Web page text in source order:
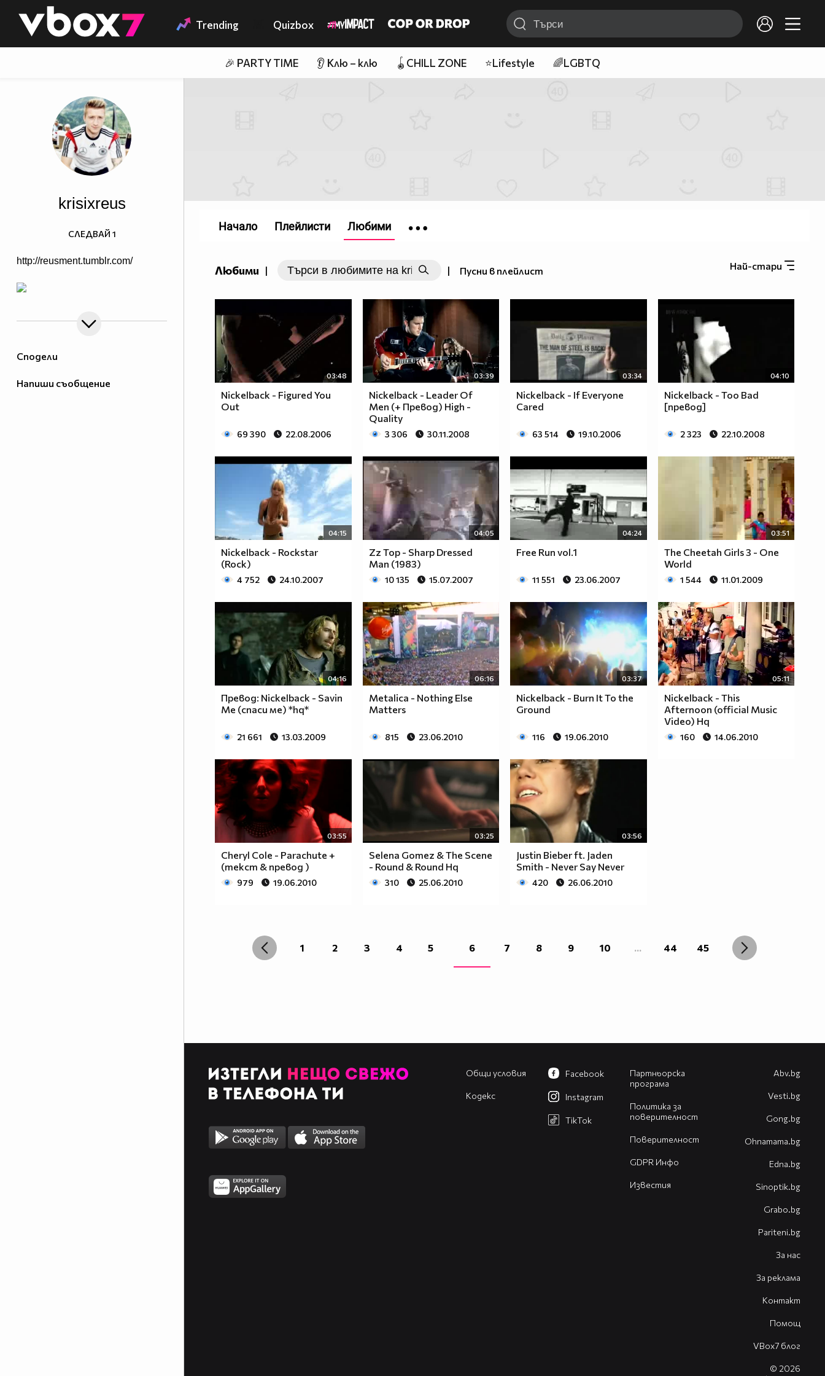
👾 Trending Quizbox
🎉 PARTY TIME 👂 Клю – клю 🪀CHILL ZONE ⭐Lifestyle 🌈LGBTQ
Сподели
Напиши съобщение
krisixreus
http://reusment.tumblr.com/
СЛЕДВАЙ 1
Любими | | Пусни в плейлист Най-стари
03:48
Nickelback - Figured You
Out
69 390 22.08.2006
03:39
Nickelback - Leader Of
Men (+ Превод) High -
Quality
3 306 30.11.2008
03:34
Nickelback - If Everyone
Cared
63 514 19.10.2006
04:10
Nickelback - Too Bad
[превод]
2 323 22.10.2008
04:15
Nickelback - Rockstar
(Rock)
4 752 24.10.2007
04:05
Zz Top - Sharp Dressed
Man (1983)
10 135 15.07.2007
04:24
Free Run vol.1
11 551 23.06.2007
03:51
The Cheetah Girls 3 - One
World
1 544 11.01.2009
04:16
Превод: Nickelback - Savin
Me (спаси ме) *hq*
21 661 13.03.2009
06:16
Metalica - Nothing Else
Matters
815 23.06.2010
03:37
Nickelback - Burn It To the
Ground
116 19.06.2010
05:11
Nickelback - This
Afternoon (official Music
Video) Hq
160 14.06.2010
03:55
Cheryl Cole - Parachute +
(текст & превод )
979 19.06.2010
03:25
Selena Gomez & The Scene
- Round & Round Hq
310 25.06.2010
03:56
Justin Bieber ft. Jaden
Smith - Never Say Never
420 26.06.2010
1 2 3 4 5 6 7 8 9 10 ... 44 45
Начало Плейлисти Любими
Общи условия
Кодекс
Партньорска
програма
Политика за
поверителност
Поверителност
GDPR Инфо
Известия
Facebook
Instagram
TikTok
Abv.bg
Vesti.bg
Gong.bg
Оhnamama.bg
Edna.bg
Sinoptik.bg
Grabo.bg
Pariteni.bg
За нас
За реклама
Контакт
Помощ
VBox7 блог
© 2026